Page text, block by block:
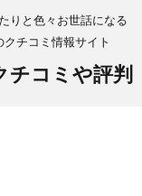
りと色々お世話になる
チコミ情報サイト
チコミや評判